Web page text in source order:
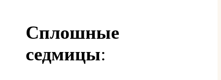
Сплошные
седмицы: